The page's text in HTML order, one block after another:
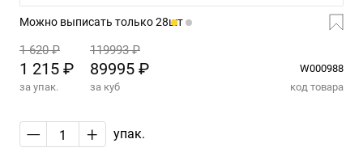
Можно выписать только 28шт
1 620 ₽ 119993 ₽
1 215 ₽ 89995 ₽
W000988
за упак.
за куб код товара
— + упак.